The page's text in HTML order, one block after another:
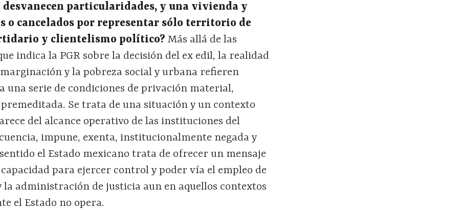
particularidades, y una vivienda y
o cancelados por representar sólo territorio de
y clientelismo político? Más allá de las
indica la PGR sobre la decisión del ex edil, la realidad
y la pobreza social y urbana refieren
una serie de condiciones de privación material,
Se trata de una situación y un contexto
del alcance operativo de las instituciones del
impune, exenta, institucionalmente negada y
el Estado mexicano trata de ofrecer un mensaje
para ejercer control y poder vía el empleo de
la administración de justicia aun en aquellos contextos
el Estado no opera.